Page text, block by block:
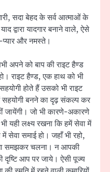
सदा बेहद के सर्व आत्माओं के
द्वारा यादगार बनाने वाले, ऐसे
प्यार और नमस्ते।
अपने को बाप की राइट हैण्ड
राइट हैण्ड, एक हाथ को भी
होते हैं उसको भी राइट
सहयोगी बनने का दृढ़ संकल्प कर
जायेंगी। जो भी कारणे-अकारणे
यही लक्ष्य रखना कि हमें सेवा में
सेवा समाई हो। जहाँ भी रहो,
समझकर चलना। न आपकी
दृष्टि आप पर जाये। ऐसी पूज्य